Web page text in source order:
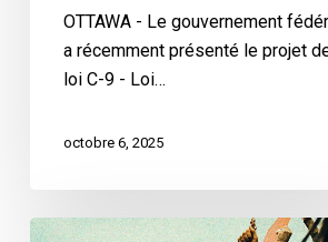
OTTAWA - Le gouvernement
a récemment présenté le projet
loi C-9 - Loi…
octobre 6, 2025
L’ACLC